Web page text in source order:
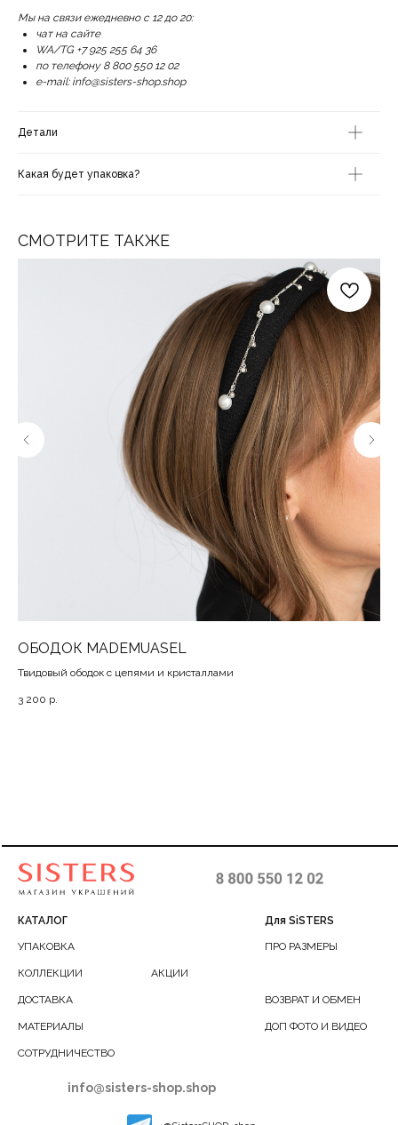
Мы на связи ежедневно с 12 до 20:
чат на сайте
WA/TG +7 925 255 64 36
по телефону 8 800 550 12 02
e-mail: info@sisters-shop.shop
Детали
Какая будет упаковка?
СМОТРИТЕ ТАКЖЕ
ОБОДОК MADEMUASEL
Твидовый ободок с цепями и кристаллами
3 200 р.
КАТАЛОГ Для SiSTERS
info@sisters-shop.shop
УПАКОВКА
ДОСТАВКА
КОЛЛЕКЦИИ
ПРО РАЗМЕРЫ
АКЦИИ
ВОЗВРАТ И ОБМЕН
ДОП ФОТО И ВИДЕО
МАТЕРИАЛЫ
СОТРУДНИЧЕСТВО